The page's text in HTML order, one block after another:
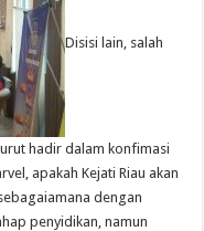
Disisi lain, salah
hadir dalam konfimasi
apakah Kejati Riau akan
dengan
penyidikan, namun